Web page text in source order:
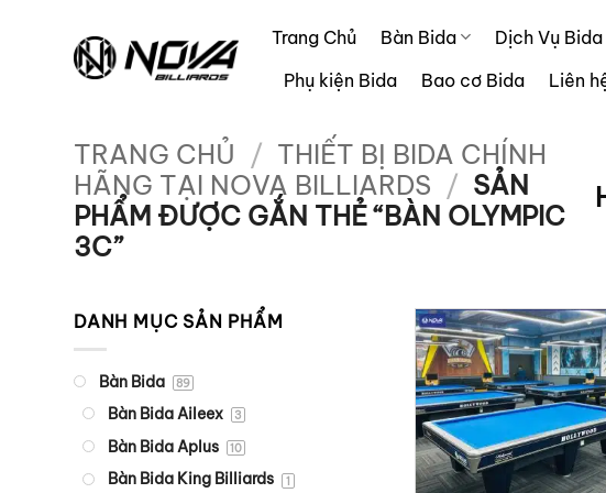
Trang Chủ Bàn Bida Dịch Vụ Bida
Phụ kiện Bida
Bao cơ Bida Liên
TRANG CHỦ / THIẾT BỊ BIDA CHÍNH
HÃNG TẠI NOVA BILLIARDS / SẢN
PHẨM ĐƯỢC GẮN THẺ “BÀN OLYMPIC
3C”
DANH MỤC SẢN PHẨM
Bàn Bida 89
Bàn Bida Aileex 3
Bàn Bida Aplus 10
Bàn Bida King Billiards 1